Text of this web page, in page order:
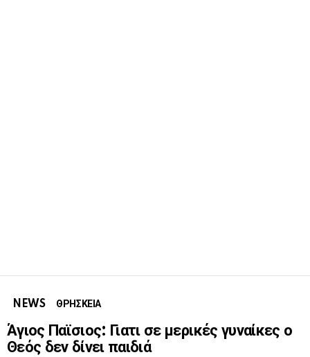
NEWS ΘΡΗΣΚΕΙΑ
Άγιος Παϊσιος: Γιατι σε μερικές γυναίκες ο
Θεός δεν δίνει παιδιά